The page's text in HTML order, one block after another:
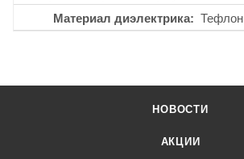
Материал диэлектрика
Тефлон
НОВОСТИ
АКЦИИ